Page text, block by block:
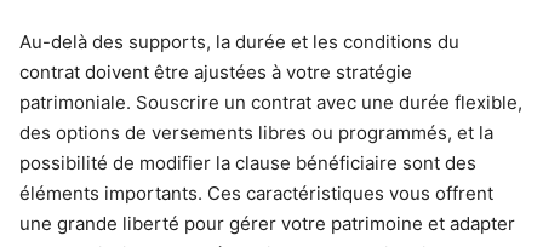
Au-delà des supports, la durée et les conditions du
contrat doivent être ajustées à votre stratégie
patrimoniale. Souscrire un contrat avec une durée flexible,
des options de versements libres ou programmés, et la
possibilité de modifier la clause bénéficiaire sont des
éléments importants. Ces caractéristiques vous offrent
une grande liberté pour gérer votre patrimoine et adapter